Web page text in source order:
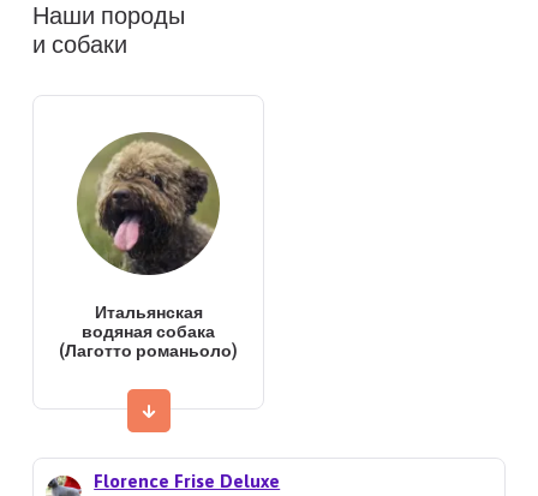
Наши породы
и собаки
Итальянская
водяная собака
(Лаготто романьоло)
Florence Frise Deluxe